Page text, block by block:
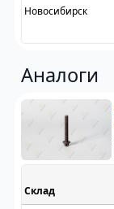
Новосибирск
Аналоги
Склад